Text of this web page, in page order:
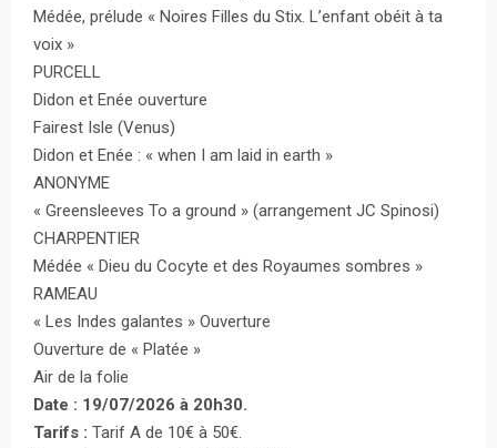
Médée, prélude « Noires Filles du Stix. L’enfant obéit à ta
voix »
PURCELL
Didon et Enée ouverture
Fairest Isle (Venus)
Didon et Enée : « when I am laid in earth »
ANONYME
« Greensleeves To a ground » (arrangement JC Spinosi)
CHARPENTIER
Médée « Dieu du Cocyte et des Royaumes sombres »
RAMEAU
« Les Indes galantes » Ouverture
Ouverture de « Platée »
Air de la folie
Date : 19/07/2026 à 20h30.
Tarifs : Tarif A de 10€ à 50€.